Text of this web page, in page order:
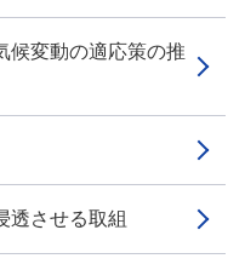
変動の適応策の推
させる取組